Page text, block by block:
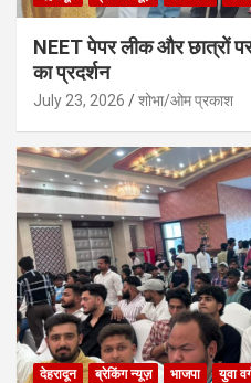
NEET पेपर लीक और छात्रों
का प्रदर्शन
July 23, 2026 शोभा/ओम प्रकाश
देहरादून ब्रेकिंग न्यूज़ भाजपा युवा